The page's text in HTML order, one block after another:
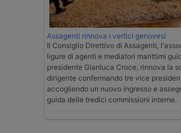
Assagenti rinnova i vertici genovesi
Il Consiglio Direttivo di Assagenti,
ligure di agenti e mediatori marittimi
presidente Gianluca Croce, rinnova la
dirigente confermando tre vice
accogliendo un nuovo ingresso e
guida delle tredici commissioni interne.